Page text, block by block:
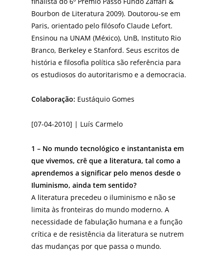
Bourbon de Literatura 2009). Doutorou-se em
Paris, orientado pelo filósofo Claude Lefort.
Ensinou na UNAM (México), UnB, Instituto Rio
Branco, Berkeley e Stanford. Seus escritos de
história e filosofia política são referência para
os estudiosos do autoritarismo e a democracia.
Colaboração: Eustáquio Gomes
[07-04-2010] | Luís Carmelo
1 – No mundo tecnológico e instantanista em
que vivemos, crê que a literatura, tal como a
aprendemos a significar pelo menos desde o
Iluminismo, ainda tem sentido?
A literatura precedeu o iluminismo e não se
limita às fronteiras do mundo moderno. A
necessidade de fabulação humana e a função
crítica e de resistência da literatura se nutrem
das mudanças por que passa o mundo.